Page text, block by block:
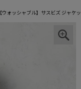
【ウォッシャブル】サスビズ ジャ